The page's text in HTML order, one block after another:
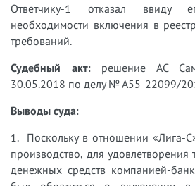
Ответчику-1 отказал ввиду
необходимости включения в
требований.
Судебный акт: решение АС
30.05.2018 по делу № А55-22099/
Выводы суда:
1. Поскольку в отношении «Лига-
производство, для
денежных средств компанией-